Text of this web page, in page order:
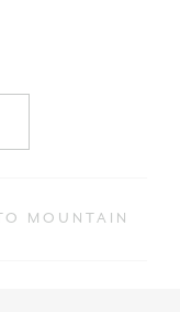
MOUNTAIN